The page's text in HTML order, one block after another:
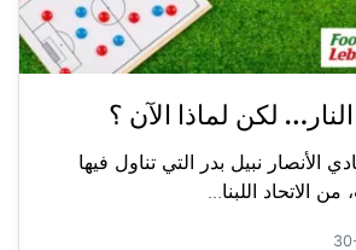
لكن لماذا الآن ؟
الأنصار نبيل بدر التي تناول فيها
الاتحاد اللبنا...